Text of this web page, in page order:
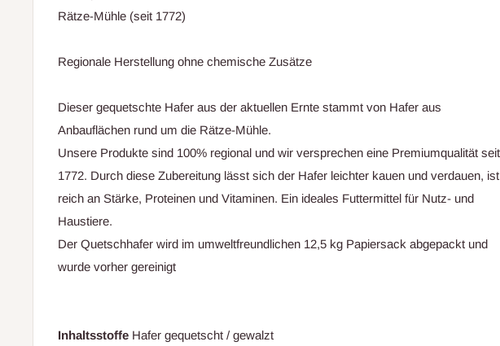
Rätze-Mühle (seit 1772)
Regionale Herstellung ohne chemische Zusätze
Dieser gequetschte Hafer aus der aktuellen Ernte stammt von Hafer aus
Anbauflächen rund um die Rätze-Mühle.
Unsere Produkte sind 100% regional und wir versprechen eine Premiumqualität seit
1772. Durch diese Zubereitung lässt sich der Hafer leichter kauen und verdauen, ist
reich an Stärke, Proteinen und Vitaminen. Ein ideales Futtermittel für Nutz- und
Haustiere.
Der Quetschhafer wird im umweltfreundlichen 12,5 kg Papiersack abgepackt und
wurde vorher gereinigt
Inhaltsstoffe Hafer gequetscht / gewalzt